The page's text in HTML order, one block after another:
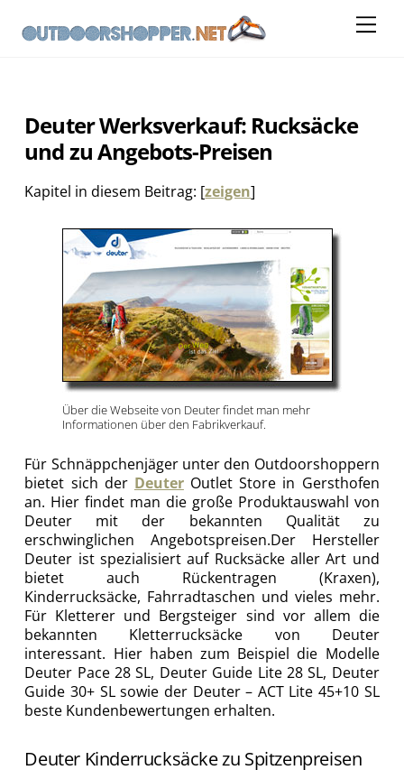
content
Deuter Werksverkauf: Rucksäcke
und zu Angebots-Preisen
Kapitel in diesem Beitrag: [zeigen]
Über die Webseite von Deuter findet man mehr
Informationen über den Fabrikverkauf.
Für Schnäppchenjäger unter den Outdoorshoppern
bietet sich der DeuterOutlet Store in Gersthofen
an. Hier findet man die große Produktauswahl von
Deuter mit der bekannten Qualität zu
erschwinglichen Angebotspreisen.Der Hersteller
Deuter ist spezialisiert auf Rucksäcke aller Art und
bietet auch Rückentragen (Kraxen),
Kinderrucksäcke, Fahrradtaschen und vieles mehr.
Für Kletterer und Bergsteiger sind vor allem die
bekannten Kletterrucksäcke von Deuter
interessant. Hier haben zum Beispiel die Modelle
Deuter Pace 28 SL, Deuter Guide Lite 28 SL, Deuter
Guide 30+ SL sowie der Deuter – ACT Lite 45+10 SL
beste Kundenbewertungen erhalten.
Deuter Kinderrucksäcke zu Spitzenpreisen